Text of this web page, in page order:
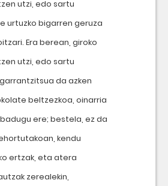
utzi, edo sartu
urtuzko bigarren geruza
Era berean, giroko
utzi, edo sartu
da azken
beltzezkoa, oinarria
ere; bestela, ez da
kendu
ertzak, eta atera
zerealekin,